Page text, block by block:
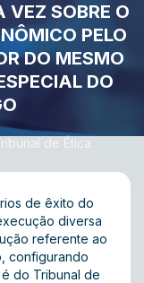
VEZ SOBRE O
PELO
DO MESMO
DO
de Ética
de êxito do
diversa
referente ao
configurando
do Tribunal de